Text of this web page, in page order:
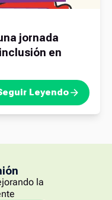
jornada
en
Leyendo
la